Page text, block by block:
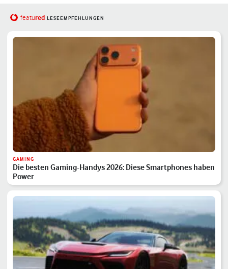
featured LESEEMPFEHLUNGEN
GAMING
Die besten Gaming-Handys 2026: Diese Smartphones haben
Power